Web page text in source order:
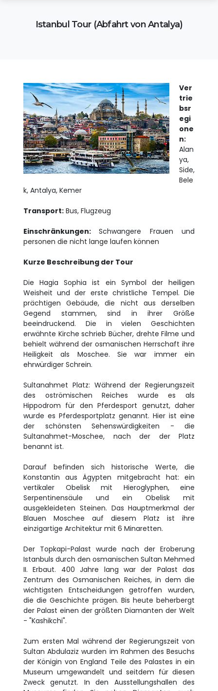
Istanbul Tour (Abfahrt von Antalya)
Ver
trie
bsr
egi
one
n:
Alan
ya,
Side,
Bele
k, Antalya, Kemer
Transport: Bus, Flugzeug
Einschränkungen:Schwangere Frauen und
personen die nicht lange laufen können
Kurze Beschreibung der Tour
Die Hagia Sophia ist ein Symbol der heiligen
Weisheit und der erste christliche Tempel. Die
prächtigen Gebäude, die nicht aus derselben
Gegend stammen, sind in ihrer Größe
beeindruckend. Die in vielen Geschichten
erwähnte Kirche schrieb Bücher, drehte Filme und
behielt während der osmanischen Herrschaft ihre
Heiligkeit als Moschee. Sie war immer ein
ehrwürdiger Schrein.
Sultanahmet Platz: Während der Regierungszeit
des oströmischen Reiches wurde es als
Hippodrom für den Pferdesport genutzt, daher
wurde es Pferdesportplatz genannt. Hier ist eine
der schönsten Sehenswürdigkeiten - die
Sultanahmet-Moschee, nach der der Platz
benannt ist.
Darauf befinden sich historische Werte, die
Konstantin aus Ägypten mitgebracht hat: ein
vertikaler Obelisk mit Hieroglyphen, eine
Serpentinensäule und ein Obelisk mit
ausgekleideten Steinen. Das Hauptmerkmal der
Blauen Moschee auf diesem Platz ist ihre
einzigartige Architektur mit 6 Minaretten.
Der Topkapi-Palast wurde nach der Eroberung
Istanbuls durch den osmanischen Sultan Mehmed
II. Erbaut. 400 Jahre lang war der Palast das
Zentrum des Osmanischen Reiches, in dem die
wichtigsten Entscheidungen getroffen wurden,
die die Geschichte prägen. Bis heute beherbergt
der Palast einen der größten Diamanten der Welt
- "Kashikchi".
Zum ersten Mal während der Regierungszeit von
Sultan Abdulaziz wurden im Rahmen des Besuchs
der Königin von England Teile des Palastes in ein
Museum umgewandelt und seitdem für diesen
Zweck genutzt. In den Ausstellungshallen des